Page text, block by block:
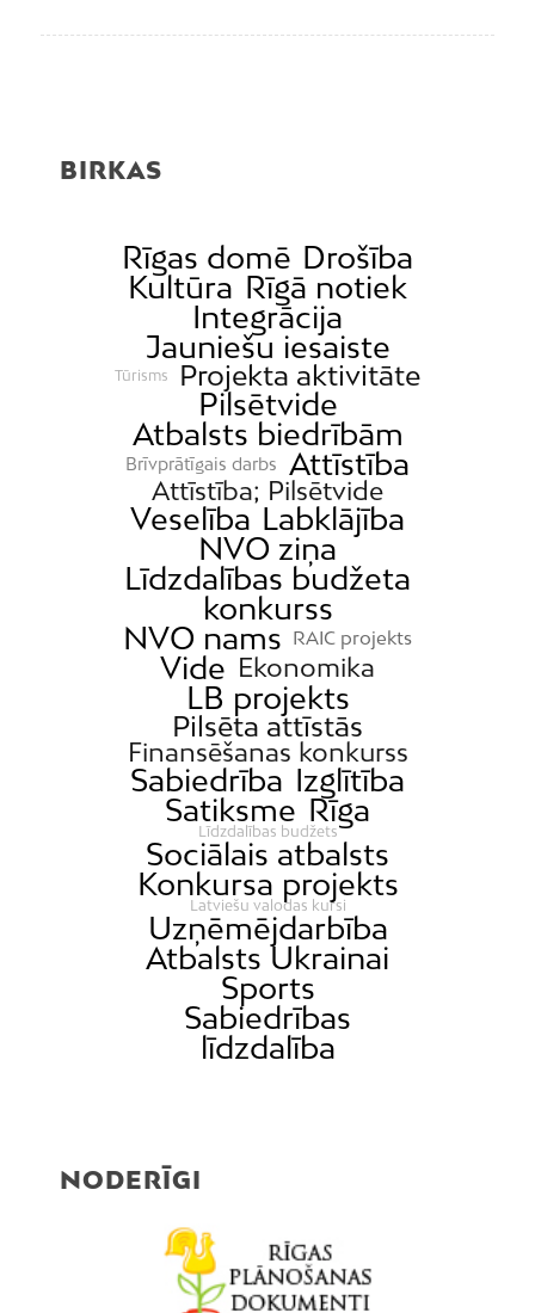
BIRKAS
Rīgas domē Drošība
Kultūra Rīgā notiek
Integrācija
Jauniešu iesaiste
Tūrisms Projekta aktivitāte
Pilsētvide
Atbalsts biedrībām
Brīvprātīgais darbs Attīstība
Attīstība; Pilsētvide
Veselība Labklājība
NVO ziņa
Līdzdalības budžeta
konkurss
NVO nams
RAIC projekts
Vide Ekonomika
LB projekts
Pilsēta attīstās
Finansēšanas konkurss
Sabiedrība Izglītība
Satiksme Rīga
Līdzdalības budžets
Sociālais atbalsts
Konkursa projekts
Latviešu valodas kursi
Uzņēmējdarbība
Atbalsts Ukrainai
Sports
Sabiedrības
līdzdalība
NODERĪGI